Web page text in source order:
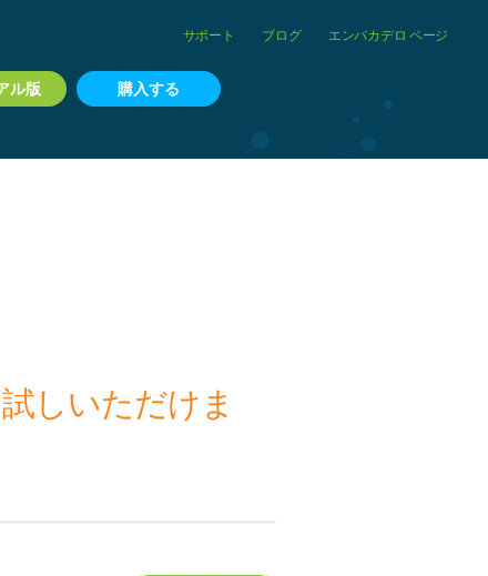
ル版 購入する
サポート ブログ エンバカデロ ページ
しいただけま